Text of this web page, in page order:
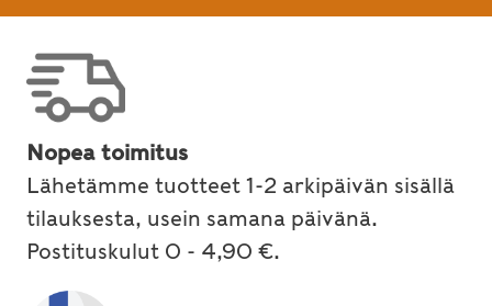
Nopea toimitus
Lähetämme tuotteet 1-2 arkipäivän sisällä
tilauksesta, usein samana päivänä.
Postituskulut 0 - 4,90 €.